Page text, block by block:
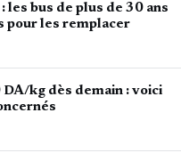
bus de plus de 30 ans
pour les remplacer
kg dès demain : voici